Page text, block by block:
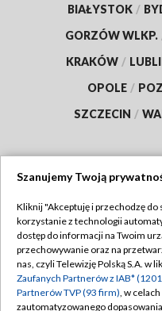
BIAŁYSTOK /
GORZÓW WLKP.
KRAKÓW /
OPOLE /
SZCZECIN /
Abonament TVP
Emisja w TVP
Centrum informacji TVP
Szanujemy Twoją
Kliknij "Akceptuję i przechodzę do
korzystanie z technologii
dostęp do informacji na Twoim
przechowywanie oraz na
nas, czyli Telewizję Polską S.A. w
Zaufanych Partnerów z IAB*
Partnerów TVP (93 firm), w
zautomatyzowanego